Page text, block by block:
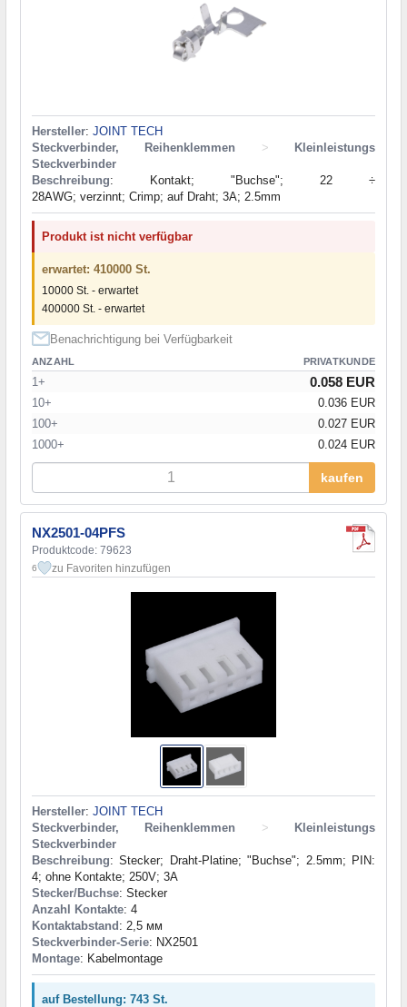
Hersteller: JOINT TECH
Steckverbinder, Reihenklemmen
>
Kleinleistungs
Steckverbinder
Beschreibung: Kontakt; "Buchse"; 22 ÷
28AWG; verzinnt; Crimp; auf Draht; 3A; 2.5mm
Produkt ist nicht verfügbar
erwartet: 410000 St.
10000 St. - erwartet
400000 St. - erwartet
Benachrichtigung bei Verfügbarkeit
ANZAHL PRIVATKUNDE
1+ 0.058 EUR
10+
0.036 EUR
100+
0.027 EUR
1000+
0.024 EUR
kaufen
NX2501-04PFS
Produktcode: 79623
6 zu Favoriten hinzufügen
Hersteller: JOINT TECH
Steckverbinder, Reihenklemmen
>
Kleinleistungs
Steckverbinder
Beschreibung: Stecker; Draht-Platine; "Buchse"; 2.5mm; PIN:
4; ohne Kontakte; 250V; 3A
Stecker/Buchse: Stecker
Anzahl Kontakte: 4
Kontaktabstand : 2,5 мм
Steckverbinder-Serie: NX2501
Montage: Kabelmontage
auf Bestellung: 743 St.